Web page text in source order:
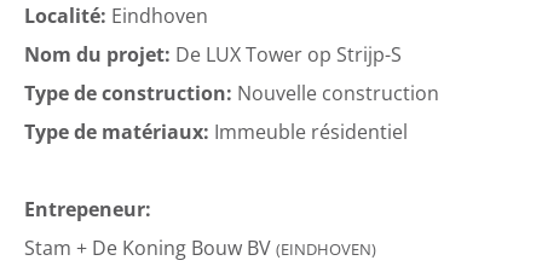
Localité: Eindhoven
Nom du projet: De LUX Tower op Strijp-S
Type de construction: Nouvelle construction
Type de matériaux: Immeuble résidentiel
Entrepeneur:
Stam + De Koning Bouw BV (EINDHOVEN)